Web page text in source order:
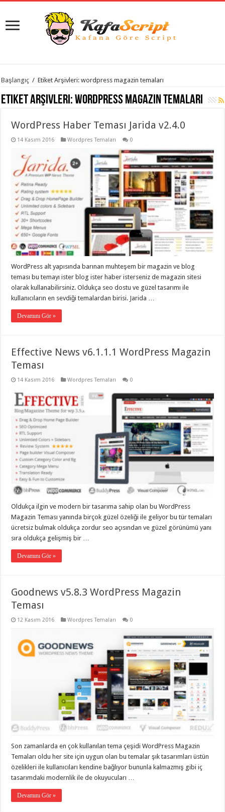
istanbul
evden
eve
organizasyon,
evden
taşımacılık,
taşımacılık,
gaziantep
evden
taşımacılık,
evden
taşımacılık,
gaziantep
evden
gaziantep
evden
taşımacılık ,
gaziantep
taşımacılık,
taşımacılık,
gaziantep
taşıma,
gaziantep
evden
taşımacılık,
gaziantep
organizasyon,
gaziantep
organizasyon,
gaziantep
organizasyon,
gaziantep
organizasyon
gaziantep
organizasyon
gaziantep
organizasyon,
gaziantep
palyaço,
twitter
twitter
takipçi
hilesi,
Başlangıç / Etiket Arşivleri: wordpress magazin temaları
Etiket Arşivleri:wordpress magazin temaları
WordPress Haber Teması Jarida v2.4.0
14 Kasım 2016 Wordpres Temaları 0
WordPress alt yapısında barınan muhteşem bir magazin ve blog
teması bu temayı ister blog ister haber isterseniz de magazin sitesi
olarak kullanabilirsiniz. Oldukça seo dostu ve güzel tasarımı ile
kullanıcıların en sevdiği temalardan birisi. Jarida …
Devamını Gör »
Effective News v6.1.1.1 WordPress Magazin
Teması
14 Kasım 2016 Wordpres Temaları 0
Oldukça ilgin ve modern bir tasarıma sahip olan bu WordPress
Magazin Teması yanında birçok güzel özeliği ile geliyor bu tür temaları
ücretsiz bulmak oldukça zordur seo açısından ve güzel görünümü yanı
sıra oldukça gelişmiş bir …
Devamını Gör »
Goodnews v5.8.3 WordPress Magazin
Teması
12 Kasım 2016 Wordpres Temaları 0
Son zamanlarda en çok kullanılan tema çeşidi WordPress Magazin
Temaları oldu her site için uygun olan bu temalar şık tasarımları üstün
özelikleri ile kullanıcıları kendine bağlıyor bununla kalmazmış gibi iç
tasarımdaki modernlik ile de okuyucuları …
Devamını Gör »